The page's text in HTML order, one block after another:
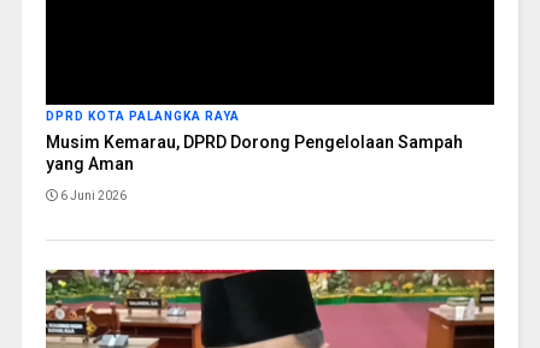
DPRD KOTA PALANGKA RAYA
Musim Kemarau, DPRD Dorong Pengelolaan Sampah
yang Aman
6 Juni 2026